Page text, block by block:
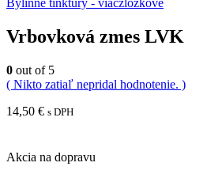
Vrbovková zmes LVK
0 out of 5
( Nikto zatiaľ nepridal hodnotenie. )
14,50 € s DPH
Akcia na dopravu